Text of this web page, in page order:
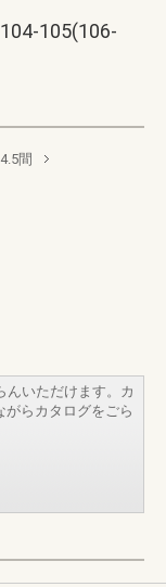
105(106-
4.5間
んいただけます。カ
らカタログをごら